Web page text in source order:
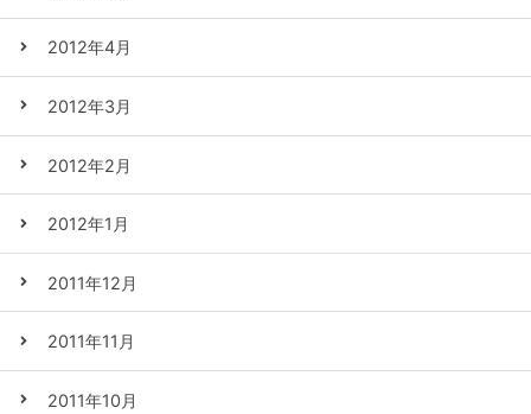
2012年4月
2012年3月
2012年2月
2012年1月
2011年12月
2011年11月
2011年10月